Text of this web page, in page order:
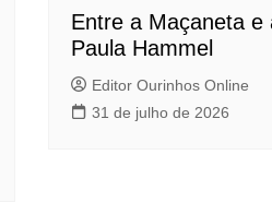
Entre a Maçaneta e
Paula Hammel
Editor Ourinhos Online
31 de julho de 2026